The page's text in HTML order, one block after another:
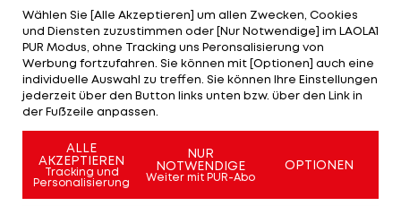
Etappensieg bei der Frankreich-Rundfahrt. Damit
zieht er mit Lance Armstrong gleich. Auf den
Plätzen landen Matthew Goss (OGE) und Peter
Sagan (LIQ). Gesamt gibt es keine Veränderungen,
Bradley Wiggins führt weiter 2:05 min vor
Teamkollegen Chris Froome (beide SKY).
Mehr zum Thema
Wählen Sie [Alle Akzeptieren] um allen Zwecken, Cookies
und Diensten zuzustimmen oder [Nur Notwendige] im LAOLA1
PUR Modus, ohne Tracking uns Peronsalisierung von
Werbung fortzufahren. Sie können mit [Optionen] auch eine
individuelle Auswahl zu treffen. Sie können Ihre Einstellungen
jederzeit über den Button links unten bzw. über den Link in
der Fußzeile anpassen.
ALLE
AKZEPTIEREN
Tracking und
Personalisierung
NUR
NOTWENDIGE
Weiter mit PUR-Abo
OPTIONEN